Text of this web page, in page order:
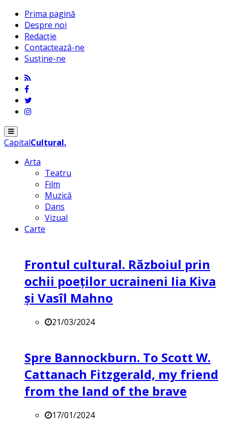
Prima pagină
Despre noi
Redacție
Contactează-ne
Susține-ne
Menu
CapitalCultural.
Arta
Teatru
Film
Muzică
Dans
Vizual
Carte
Frontul cultural. Războiul prin
ochii poeților ucraineni Iia Kiva
și Vasîl Mahno
21/03/2024
Spre Bannockburn. To Scott W.
Cattanach Fitzgerald, my friend
from the land of the brave
17/01/2024